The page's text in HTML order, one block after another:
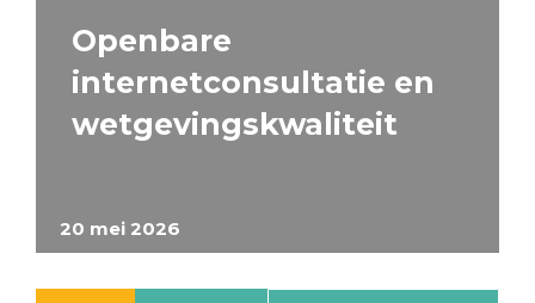
20 mei 2026
Openbare
internetconsultatie en
wetgevingskwaliteit